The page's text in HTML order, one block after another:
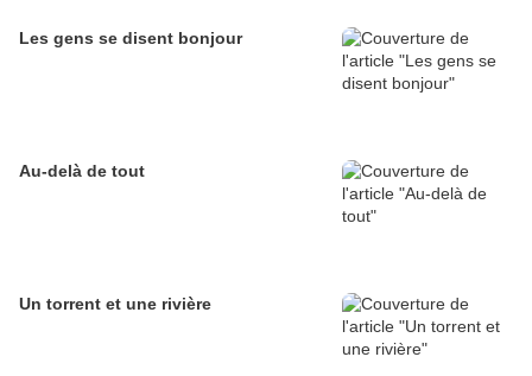
Les gens se disent bonjour
Au-delà de tout
Un torrent et une rivière